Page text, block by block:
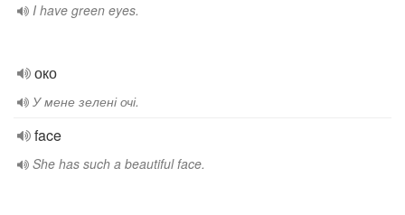
I have green eyes.
око
У мене зелені очі.
face
She has such a beautiful face.